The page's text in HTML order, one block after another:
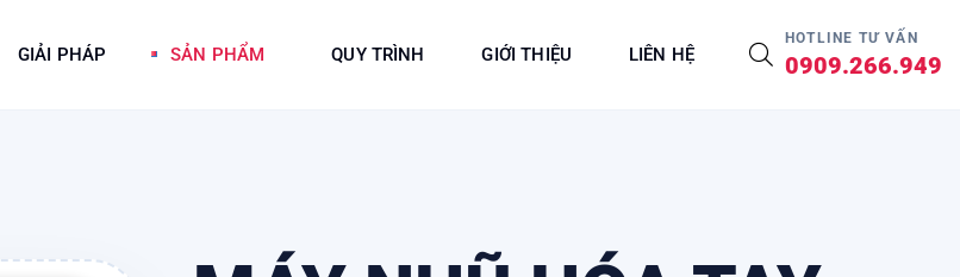
GIẢI PHÁP SẢN PHẨM QUY TRÌNH GIỚI THIỆU LIÊN HỆ
HOTLINE TƯ VẤN
0909.266.949